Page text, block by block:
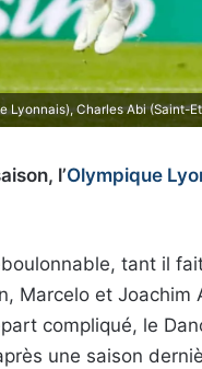
Lyonnais), Charles Abi (Saint-
l’Olympique
tant il
Marcelo et Joachim
compliqué, le
une saison